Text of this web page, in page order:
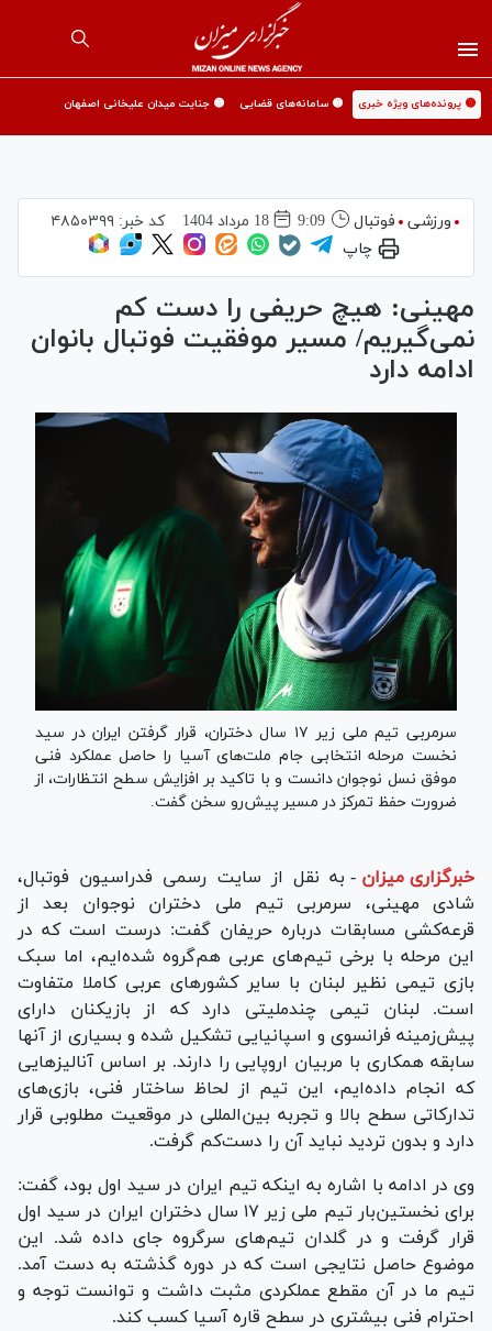
🟡 پرونده‌های ویژه خبری 🟡 سامانه‌های قضایی 🟡 جنایت میدان علیخانی اصفهان
ورزشی فوتبال 9:09 18 مرداد 1404 کد خبر: ۴۸۵۰۳۹۹
چاپ
مهینی: هیچ حریفی را دست کم
نمی‌گیریم/ مسیر موفقیت فوتبال بانوان
ادامه دارد
سرمربی تیم ملی زیر ۱۷ سال دختران، قرار گرفتن ایران در سید
نخست مرحله انتخابی جام ملت‌های آسیا را حاصل عملکرد فنی
موفق نسل نوجوان دانست و با تاکید بر افزایش سطح انتظارات، از
ضرورت حفظ تمرکز در مسیر پیش‌رو سخن گفت.
خبرگزاری میزان - به نقل از سایت رسمی فدراسیون فوتبال،
شادی مهینی، سرمربی تیم ملی دختران نوجوان بعد از
قرعه‌کشی مسابقات درباره حریفان گفت: درست است که در
این مرحله با برخی تیم‌های عربی هم‌گروه شده‌ایم، اما سبک
بازی تیمی نظیر لبنان با سایر کشور‌های عربی کاملا متفاوت
است. لبنان تیمی چندملیتی دارد که از بازیکنان دارای
پیش‌زمینه فرانسوی و اسپانیایی تشکیل شده و بسیاری از آنها
سابقه همکاری با مربیان اروپایی را دارند. بر اساس آنالیز‌هایی
که انجام داده‌ایم، این تیم از لحاظ ساختار فنی، بازی‌های
تدارکاتی سطح بالا و تجربه بین‌المللی در موقعیت مطلوبی قرار
دارد و بدون تردید نباید آن را دست‌کم گرفت.
وی در ادامه با اشاره به اینکه تیم ایران در سید اول بود، گفت:
برای نخستین‌بار تیم ملی زیر ۱۷ سال دختران ایران در سید اول
قرار گرفت و در گلدان تیم‌های سرگروه جای داده شد. این
موضوع حاصل نتایجی است که در دوره گذشته به دست آمد.
تیم ما در آن مقطع عملکردی مثبت داشت و توانست توجه و
احترام فنی بیشتری در سطح قاره آسیا کسب کند.